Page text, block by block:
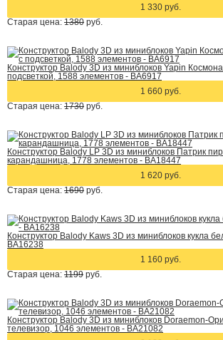
1 330 руб.
Старая цена: 1380 руб.
Конструктор Balody 3D из миниблоков Yapin
подсветкой, 1588 элементов - BA6917
1 660 руб.
Старая цена: 1730 руб.
Конструктор Balody LP 3D из миниблоков Патрик
карандашница, 1778 элементов - BA18447
1 620 руб.
Старая цена: 1690 руб.
Конструктор Balody Kaws 3D из миниблоков кукла
BA16238
1 160 руб.
Старая цена: 1199 руб.
Конструктор Balody 3D из миниблоков Doraemon-
телевизор, 1046 элементов - BA21082